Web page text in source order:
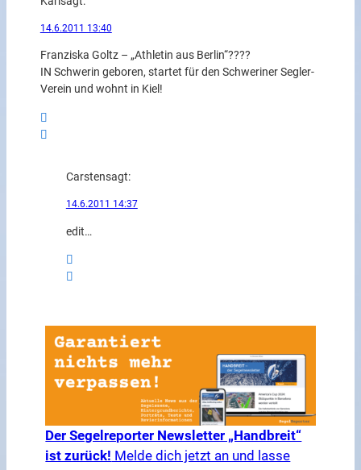
14.6.2011 13:40
Franziska Goltz – „Athletin aus Berlin“????
IN Schwerin geboren, startet für den Schweriner Segler-
Verein und wohnt in Kiel!
Carstensagt:
14.6.2011 14:37
edit…
Der Segelreporter Newsletter „Handbreit“
ist zurück! Melde dich jetzt an und lasse